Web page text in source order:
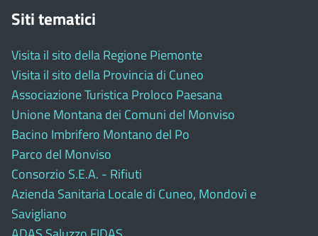
Siti tematici
Visita il sito della Regione Piemonte
Visita il sito della Provincia di Cuneo
Associazione Turistica Proloco Paesana
Unione Montana dei Comuni del Monviso
Bacino Imbrifero Montano del Po
Parco del Monviso
Consorzio S.E.A. - Rifiuti
Azienda Sanitaria Locale di Cuneo, Mondovì e
Savigliano